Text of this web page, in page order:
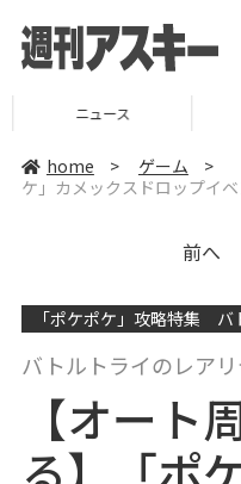
ニュース
home > ゲーム >
ケ」カメックスドロップイ
前へ
「ポケポケ」攻略特集 バ
バトルトライのレア
【オート